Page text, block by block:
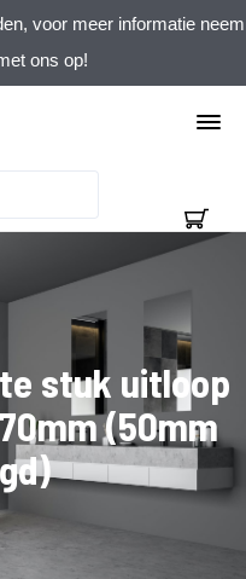
voor meer informatie neem
ons op!
stuk uitloop
(50mm